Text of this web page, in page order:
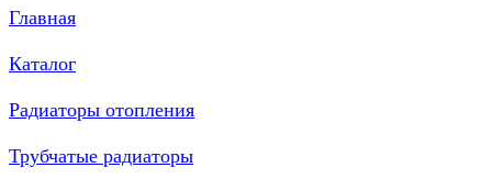
Главная
Каталог
Радиаторы отопления
Трубчатые радиаторы